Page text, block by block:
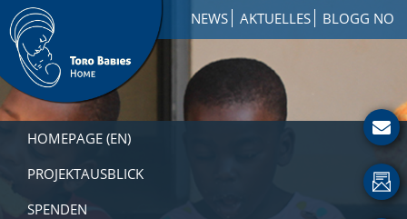
Zur
Hauptnavigation
springen
Skip
to
main
content
Zur
Fußzeile
springen
NEWS AKTUELLES BLOGG NO
Toro
Babies
Home
How
Involved
HOMEPAGE (EN)
PROJEKTAUSBLICK
SPENDEN